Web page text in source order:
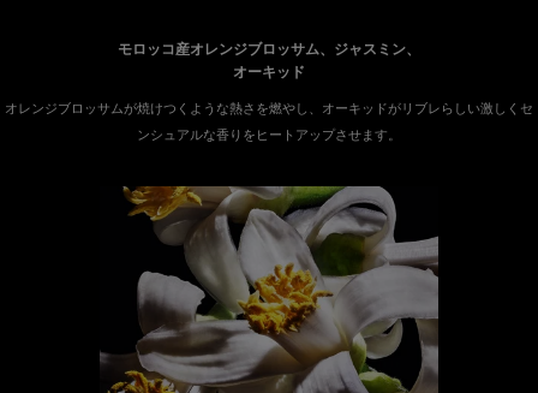
モロッコ産オレンジブロッサム、ジャスミン、
オーキッド
オレンジブロッサムが焼けつくような熱さを燃やし、オーキッドがリブレらしい激しくセ
ンシュアルな香りをヒートアップさせます。